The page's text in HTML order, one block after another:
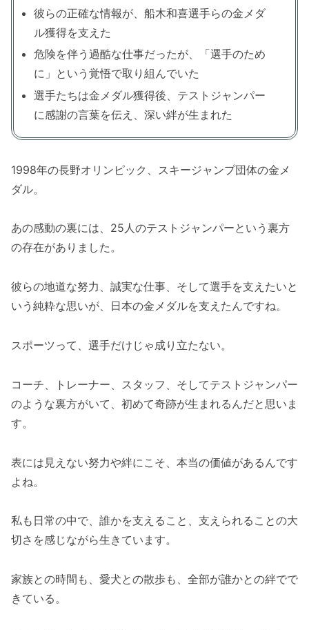
彼らの正確な情報が、船木和喜選手らの金メダ
ル獲得を支えた
危険を伴う過酷な仕事だったが、「選手のため
に」という覚悟で取り組んでいた
選手たちは金メダル獲得後、テストジャンパー
に感謝の言葉を伝え、深い絆が生まれた
1998年の長野オリンピック、スキージャンプ団体の金メ
ダル。
あの感動の裏には、25人のテストジャンパーという裏方
の存在がありました。
彼らの地道な努力、誠実な仕事、そして選手を支えたいと
いう純粋な思いが、日本の金メダルを支えたんですね。
スポーツって、選手だけじゃ成り立たない。
コーチ、トレーナー、スタッフ、そしてテストジャンパー
のような裏方がいて、初めて奇跡が生まれるんだと思いま
す。
表には見えない努力や絆にこそ、本当の価値があるんです
よね。
私も日常の中で、誰かを支えること、支えられることの大
切さを感じながら生きています。
家族との時間も、愛犬との散歩も、全部が誰かとの絆でで
きている。